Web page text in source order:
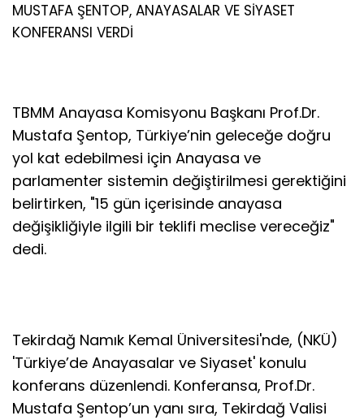
MUSTAFA ŞENTOP, ANAYASALAR VE SİYASET
KONFERANSI VERDİ
TBMM Anayasa Komisyonu Başkanı Prof.Dr.
Mustafa Şentop, Türkiye’nin geleceğe doğru
yol kat edebilmesi için Anayasa ve
parlamenter sistemin değiştirilmesi gerektiğini
belirtirken, "15 gün içerisinde anayasa
değişikliğiyle ilgili bir teklifi meclise vereceğiz"
dedi.
Tekirdağ Namık Kemal Üniversitesi'nde, (NKÜ)
'Türkiye’de Anayasalar ve Siyaset' konulu
konferans düzenlendi. Konferansa, Prof.Dr.
Mustafa Şentop’un yanı sıra, Tekirdağ Valisi